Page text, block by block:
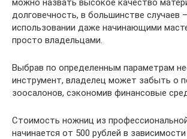
долговечность, в большинстве случаев
использовании даже начинающими
просто владельцами.
Выбрав по определенным параметрам
инструмент, владелец может забыть о
зоосалонов, сэкономив финансовые
Стоимость ножниц из
начинается от 500 рублей в